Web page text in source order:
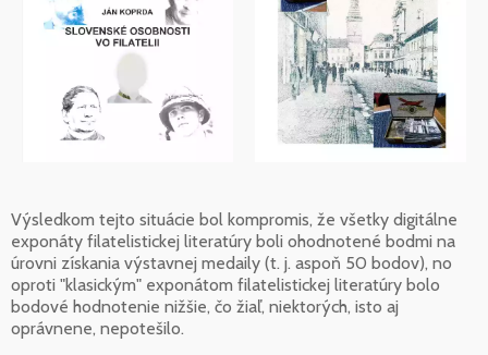
Výsledkom tejto situácie bol kompromis, že všetky digitálne
exponáty filatelistickej literatúry boli ohodnotené bodmi na
úrovni získania výstavnej medaily (t. j. aspoň 50 bodov), no
oproti "klasickým" exponátom filatelistickej literatúry bolo
bodové hodnotenie nižšie, čo žiaľ, niektorých, isto aj
oprávnene, nepotešilo.